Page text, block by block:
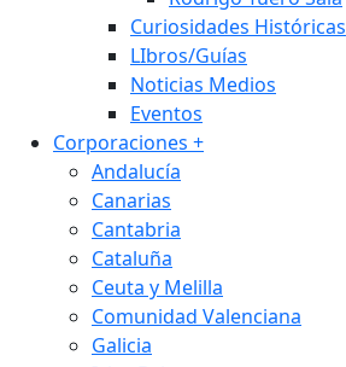
Curiosidades Históricas
LIbros/Guías
Noticias Medios
Eventos
Corporaciones +
Andalucía
Canarias
Cantabria
Cataluña
Ceuta y Melilla
Comunidad Valenciana
Galicia